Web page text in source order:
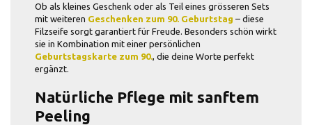
Ob als kleines Geschenk oder als Teil eines grösseren Sets
mit weiteren Geschenken zum 90. Geburtstag – diese
Filzseife sorgt garantiert für Freude. Besonders schön wirkt
sie in Kombination mit einer persönlichen
Geburtstagskarte zum 90., die deine Worte perfekt
ergänzt.
Natürliche Pflege mit sanftem
Peeling